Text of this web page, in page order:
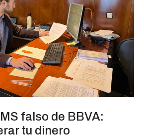
falso de BBVA:
tu dinero